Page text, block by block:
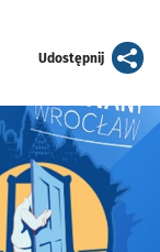
Udostępnijartykuł